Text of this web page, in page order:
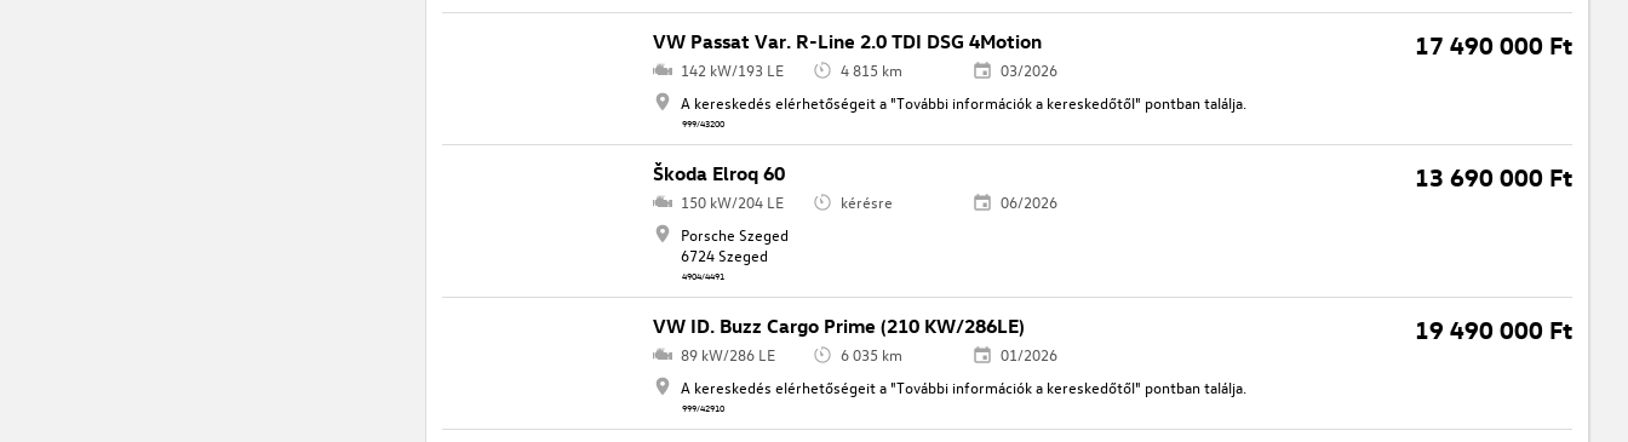
VW Passat Var. R-Line 2.0 TDI DSG 4Motion 17 490 000 Ft
142 kW/193 LE 4 815 km
03/2026
A kereskedés elérhetőségeit a "További információk a kereskedőtől" pontban találja.
999/43200
Škoda Elroq 60 13 690 000 Ft
150 kW/204 LE kérésre
06/2026
Porsche Szeged
6724 Szeged
4904/4491
VW ID. Buzz Cargo Prime (210 KW/286LE) 19 490 000 Ft
89 kW/286 LE 6 035 km
01/2026
A kereskedés elérhetőségeit a "További információk a kereskedőtől" pontban találja.
999/42910